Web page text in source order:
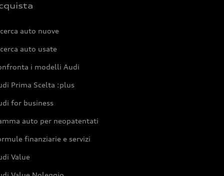
auto nuove
auto usate
i modelli Audi
Prima Scelta :plus
for business
auto per neopatentati
finanziarie e servizi
Value